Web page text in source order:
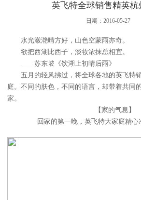
英飞特全球销售精英杭
日期：2016-05-27
水光潋滟晴方好，山色空蒙雨亦奇。
欲把西湖比西子，淡妆浓抹总相宜。
——苏东坡《饮湖上初晴后雨》
五月的轻风拂过，将全球各地的英飞特
庭。不同的肤色，不同的语言，却带着共同
家。
【家的气息】
回家的第一晚，英飞特大家庭精心